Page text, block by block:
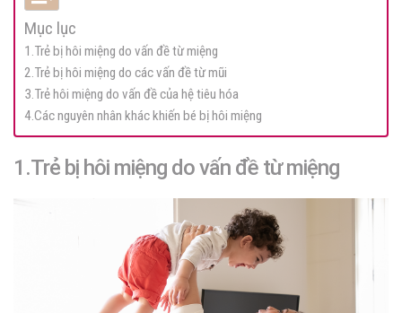
Mục lục
1.Trẻ bị hôi miệng do vấn đề từ miệng
2.Trẻ bị hôi miệng do các vấn đề từ mũi
3.Trẻ hôi miệng do vấn đề của hệ tiêu hóa
4.Các nguyên nhân khác khiến bé bị hôi miệng
1.Trẻ bị hôi miệng do vấn đề từ miệng